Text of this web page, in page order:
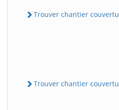
Trouver chantier
Trouver chantier